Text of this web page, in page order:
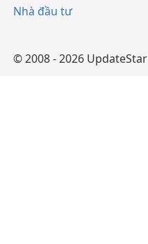
Nhà đầu tư
© 2008 - 2026 UpdateStar